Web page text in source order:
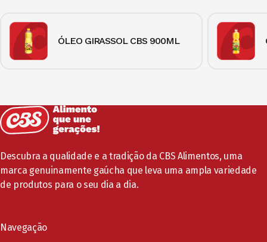
ÓLEO GIRASSOL CBS 900ML
Descubra a qualidade e a tradição da CBS Alimentos, uma
marca genuinamente gaúcha que leva uma ampla variedade
de produtos para o seu dia a dia.
Navegação